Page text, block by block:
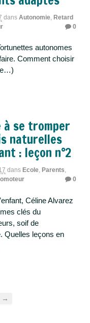
dans Autonomie, Retard
0
autonomes
Comment choisir
à se tromper
naturelles
: leçon n°2
dans Ecole, Parents,
0
Céline Alvarez
clés du
soif de
Quelles leçons en
→